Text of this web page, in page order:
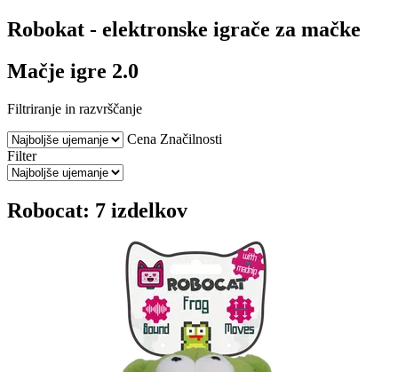
Robokat - elektronske igrače za mačke
Mačje igre 2.0
Filtriranje in razvrščanje
Cena Značilnosti
Filter
Robocat: 7 izdelkov